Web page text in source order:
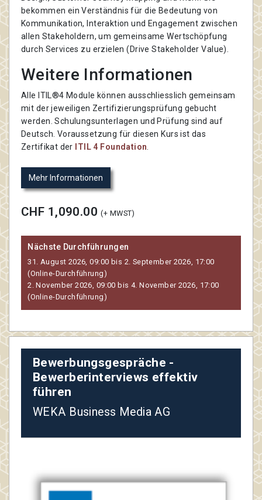
bekommen ein Verständnis für die Bedeutung von
Kommunikation, Interaktion und Engagement zwischen
allen Stakeholdern, um gemeinsame Wertschöpfung
durch Services zu erzielen (Drive Stakeholder Value).
Weitere Informationen
Alle ITIL®4 Module können ausschliesslich gemeinsam
mit der jeweiligen Zertifizierungsprüfung gebucht
werden. Schulungsunterlagen und Prüfung sind auf
Deutsch. Voraussetzung für diesen Kurs ist das
Zertifikat der
ITIL 4 Foundation
Mehr Informationen
CHF 1,090.00(+ MWST)
Nächste Durchführungen
31. August 2026, 09:00 bis 2. September 2026, 17:00
(Online-Durchführung)
2. November 2026, 09:00 bis 4. November 2026, 17:00
(Online-Durchführung)
Bewerbungsgespräche -
Bewerberinterviews effektiv
führen
WEKA Business Media AG